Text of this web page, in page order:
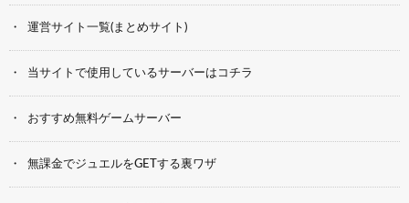
運営サイト一覧(まとめサイト)
当サイトで使用しているサーバーはコチラ
おすすめ無料ゲームサーバー
無課金でジュエルをGETする裏ワザ